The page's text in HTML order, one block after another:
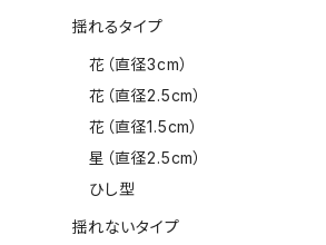
揺れるタイプ
花（直径3cm）
花（直径2.5cm）
花（直径1.5cm）
星（直径2.5cm）
ひし型
揺れないタイプ